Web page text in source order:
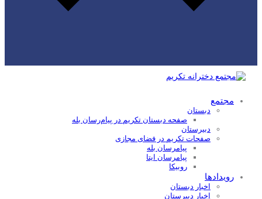
مجتمع
دبستان
صفحه دبستان تکریم در پیام‌رسان بله
دبیرستان
صفحات تکریم در فضای مجازی
پیامرسان بله
پیامرسان ایتا
روبیکا
رویدادها
اخبار دبستان
اخبار دبیرستان